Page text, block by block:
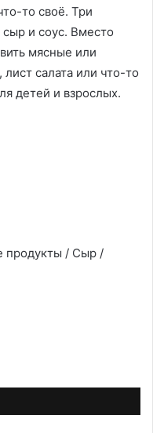
то своё. Три
и соус. Вместо
мясные или
салата или что-то
детей и взрослых.
продукты / Сыр /